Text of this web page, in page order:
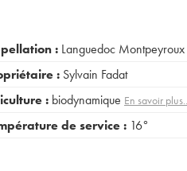
: Languedoc Montpeyroux
: Sylvain Fadat
: biodynamique En savoir
de service : 16°